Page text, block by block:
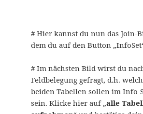
# Hier kannst du nun das Join-
dem du auf den Button
# Im nächsten Bild wirst du
Feldbelegung gefragt, d.h.
beiden Tabellen sollen im Info-
sein. Klicke hier auf „alle